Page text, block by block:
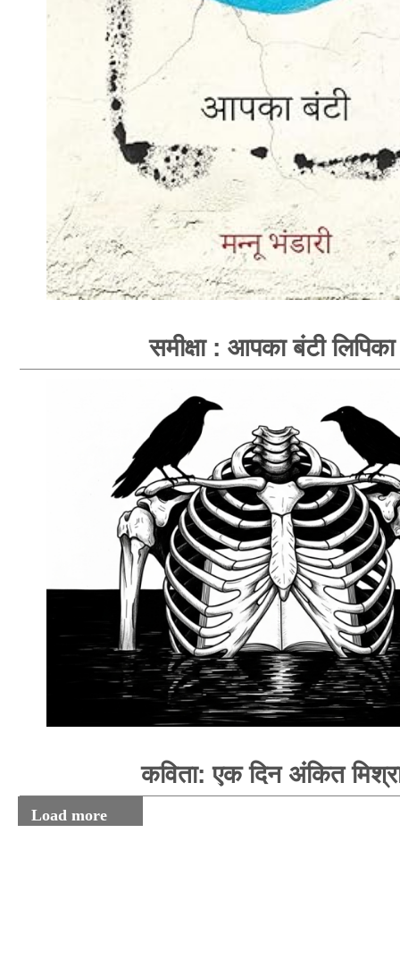
समीक्षा : आपका बंटी लिपिका
कविता: एक दिन अंकित
Load more